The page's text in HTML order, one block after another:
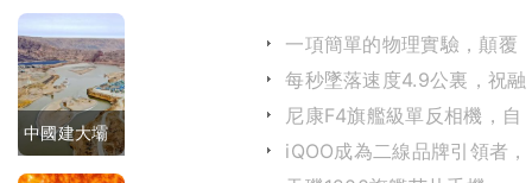
背後有200
多家企業 5
圖看懂蘋果
產業鏈
中國建大壩
用上「黑科
一項簡單的物理實驗，顛覆
人類對宇宙的認知
每秒墜落速度4.9公裏，祝融
號成功登陸火星
尼康F4旗艦級單反相機，自
動對焦鏡頭深受攝影師歡迎
iQOO成為二線品牌引領者，
魅族淪為看客，冠軍是OPPO